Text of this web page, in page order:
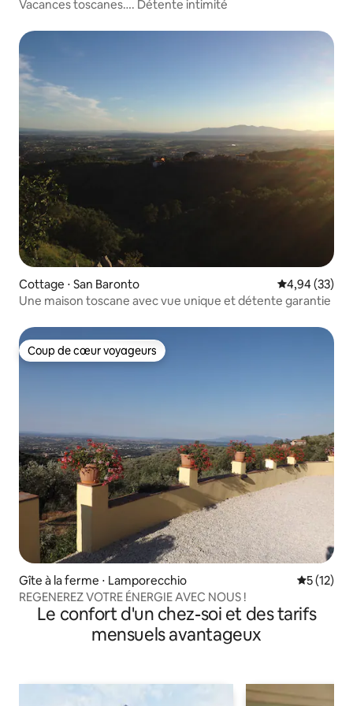
Vacances toscanes…. Détente intimité
Cottage ⋅ San Baronto Évaluation
4,94 (33)
Une maison toscane avec vue unique et détente garantie
Coup de cœur voyageurs
Coup de cœur voyageurs
Gîte à la ferme ⋅ Lamporecchio
5 (12)
REGENEREZ VOTRE ÉNERGIE AVEC NOUS !
Le confort d'un chez-soi et des tarifs
mensuels avantageux